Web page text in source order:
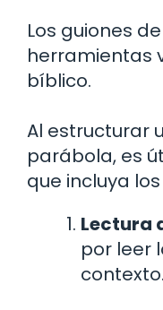
Los guiones
herramientas
bíblico.
Al estructurar
parábola, es
que incluya
Lectura
por leer
contexto.